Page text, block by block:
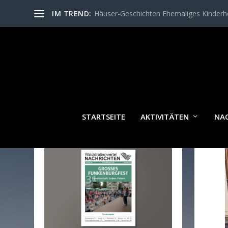
IM TREND: Häuser-Geschichten Ehemaliges
STARTSEITE AKTIVITÄTEN
WALDSTRASSENVIERTEL N